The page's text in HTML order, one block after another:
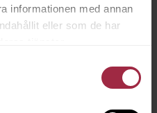
informationen med annan
eller som de har